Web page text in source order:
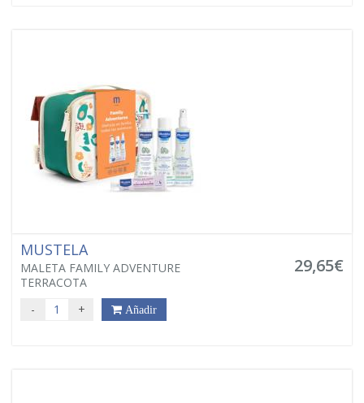
MUSTELA
MALETA FAMILY ADVENTURE
TERRACOTA
29,65€
- + Añadir